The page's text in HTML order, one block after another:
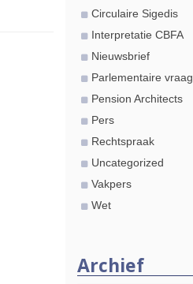
Circulaire Sigedis
Interpretatie CBFA
Nieuwsbrief
Parlementaire vraag
Pension Architects
Pers
Rechtspraak
Uncategorized
Vakpers
Wet
Archief